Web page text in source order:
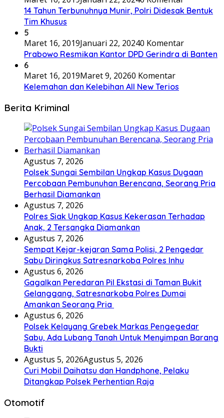
14 Tahun Terbunuhnya Munir, Polri Didesak Bentuk
Tim Khusus
5
Maret 16, 2019Januari 22, 20240 Komentar
Prabowo Resmikan Kantor DPD Gerindra di Banten
6
Maret 16, 2019Maret 9, 20260 Komentar
Kelemahan dan Kelebihan All New Terios
Berita Kriminal
Agustus 7, 2026
Polsek Sungai Sembilan Ungkap Kasus Dugaan
Percobaan Pembunuhan Berencana, Seorang Pria
Berhasil Diamankan
Agustus 7, 2026
Polres Siak Ungkap Kasus Kekerasan Terhadap
Anak, 2 Tersangka Diamankan
Agustus 7, 2026
Sempat Kejar-kejaran Sama Polisi, 2 Pengedar
Sabu Diringkus Satresnarkoba Polres Inhu
Agustus 6, 2026
Gagalkan Peredaran Pil Ekstasi di Taman Bukit
Gelanggang, Satresnarkoba Polres Dumai
Amankan Seorang Pria
Agustus 6, 2026
Polsek Kelayang Grebek Markas Pengegedar
Sabu, Ada Lubang Tanah Untuk Menyimpan Barang
Bukti
Agustus 5, 2026Agustus 5, 2026
Curi Mobil Daihatsu dan Handphone, Pelaku
Ditangkap Polsek Perhentian Raja
Otomotif